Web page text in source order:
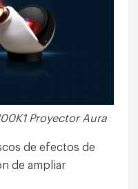
Proyector Aura
de efectos de
de ampliar